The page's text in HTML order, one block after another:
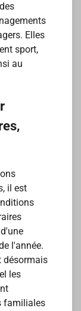
Elles
sport,
au
il est
l'année.
désormais
les
familiales